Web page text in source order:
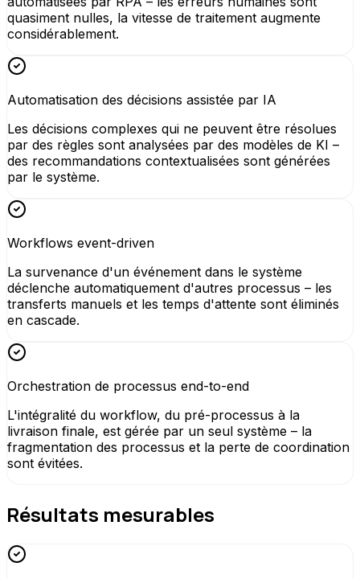
quasiment nulles, la vitesse de traitement augmente
considérablement.
Automatisation des décisions assistée par IA
Les décisions complexes qui ne peuvent être résolues
par des règles sont analysées par des modèles de KI –
des recommandations contextualisées sont générées
par le système.
Workflows event-driven
La survenance d'un événement dans le système
déclenche automatiquement d'autres processus – les
transferts manuels et les temps d'attente sont éliminés
en cascade.
Orchestration de processus end-to-end
L'intégralité du workflow, du pré-processus à la
livraison finale, est gérée par un seul système – la
fragmentation des processus et la perte de coordination
sont évitées.
Résultats mesurables